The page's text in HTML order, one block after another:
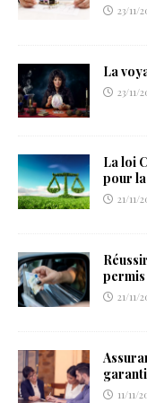
23/11/
La
23/11/
La loi
pour
21/11/
21/11/
11/11/